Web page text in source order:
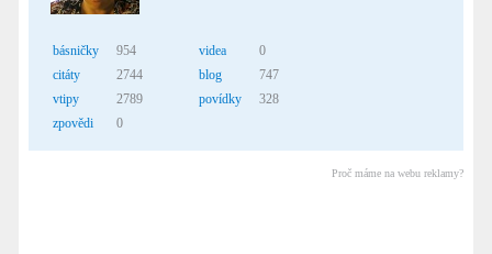
básničky
954
citáty
2744
vtipy
2789
zpovědi
0
videa
0
blog
747
povídky
328
Proč máme na webu reklamy?